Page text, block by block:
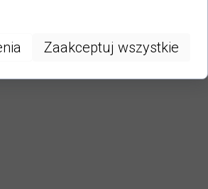
Zaakceptuj wszystkie